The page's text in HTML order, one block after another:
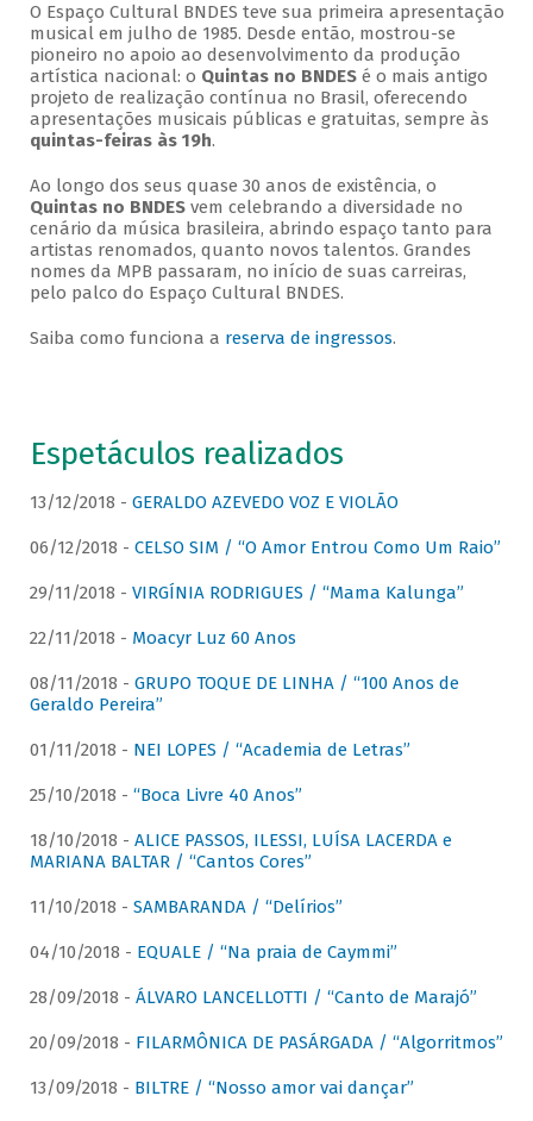
O Espaço Cultural BNDES teve sua primeira apresentação
musical em julho de 1985. Desde então, mostrou-se
pioneiro no apoio ao desenvolvimento da produção
artística nacional: o Quintas no BNDESé o mais antigo
projeto de realização contínua no Brasil, oferecendo
apresentações musicais públicas e gratuitas, sempre às
quintas-feiras às 19h.
Ao longo dos seus quase 30 anos de existência, o
Quintas no BNDESvem celebrando a diversidade no
cenário da música brasileira, abrindo espaço tanto para
artistas renomados, quanto novos talentos. Grandes
nomes da MPB passaram, no início de suas carreiras,
pelo palco do Espaço Cultural BNDES.
Saiba como funciona a reserva de ingressos.
Espetáculos realizados
13/12/2018 - GERALDO AZEVEDO VOZ E VIOLÃO
06/12/2018 - CELSO SIM / “O Amor Entrou Como Um Raio”
29/11/2018 - VIRGÍNIA RODRIGUES / “Mama Kalunga”
22/11/2018 - Moacyr Luz 60 Anos
08/11/2018 - GRUPO TOQUE DE LINHA / “100 Anos de
Geraldo Pereira”
01/11/2018 - NEI LOPES / “Academia de Letras”
25/10/2018 - “Boca Livre 40 Anos”
18/10/2018 - ALICE PASSOS, ILESSI, LUÍSA LACERDA e
MARIANA BALTAR / “Cantos Cores”
11/10/2018 - SAMBARANDA / “Delírios”
04/10/2018 - EQUALE / “Na praia de Caymmi”
28/09/2018 - ÁLVARO LANCELLOTTI / “Canto de Marajó”
20/09/2018 - FILARMÔNICA DE PASÁRGADA / “Algorritmos”
13/09/2018 - BILTRE / “Nosso amor vai dançar”